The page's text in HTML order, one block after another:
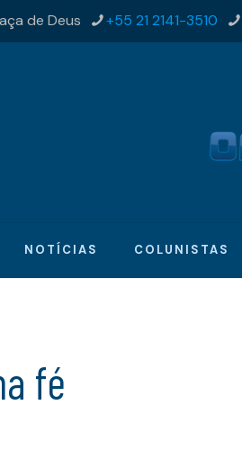
de Deus +55 21 2141-3510
NOTÍCIAS COLUNISTAS
fé